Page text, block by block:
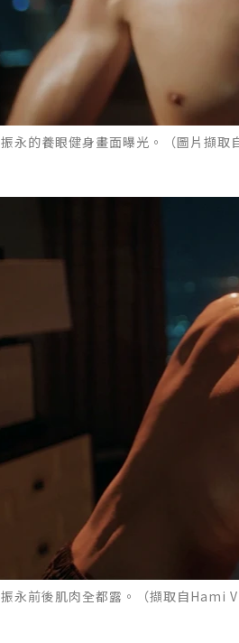
永的養眼健身畫面曝光。（圖片擷取
永前後肌肉全都露。（擷取自Hami